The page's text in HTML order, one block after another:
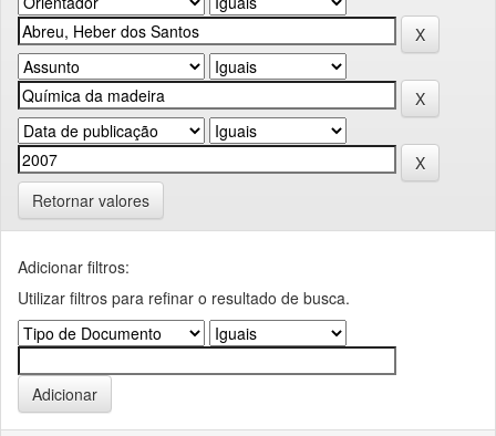
Retornar valores
Adicionar filtros:
Utilizar filtros para refinar o resultado de busca.